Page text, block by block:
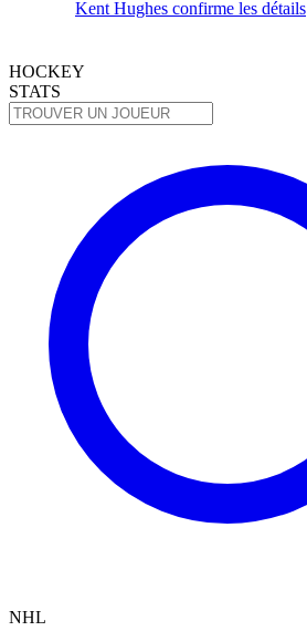
Kent Hughes confirme les détails
HOCKEY
STATS
NHL